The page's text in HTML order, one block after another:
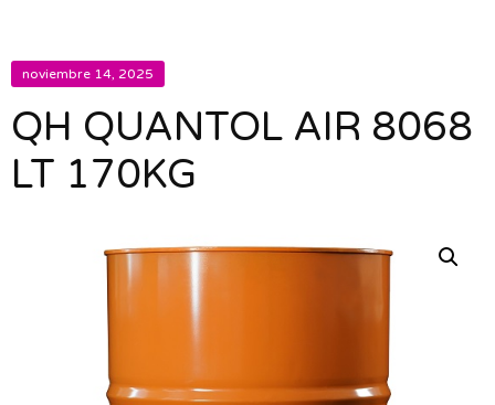
noviembre 14, 2025
QH QUANTOL AIR 8068
LT 170KG